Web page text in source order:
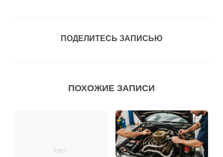
ПОДЕЛИТЕСЬ ЗАПИСЬЮ
ПОХОЖИЕ ЗАПИСИ